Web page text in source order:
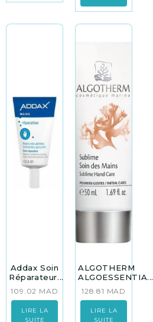
Addax Soin
Réparateur...
109.02 MAD
LIRE LA
SUITE
ALGOTHERM
ALGOESSENTIA...
128.81 MAD
LIRE LA
SUITE